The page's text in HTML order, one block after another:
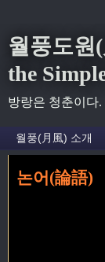
월풍도원
the
방랑은 청춘이다.
홈» 배병삼 주석 꼬리
논어(論語)